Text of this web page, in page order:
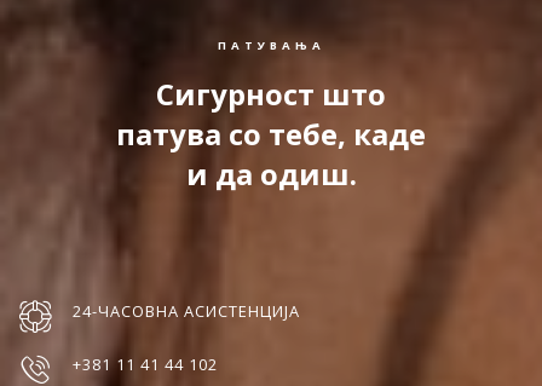
ПАТУВАЊА
Сигурност што
патува со тебе, каде
и да одиш.
24-ЧАСОВНА АСИСТЕНЦИЈА
+381 11 41 44 102